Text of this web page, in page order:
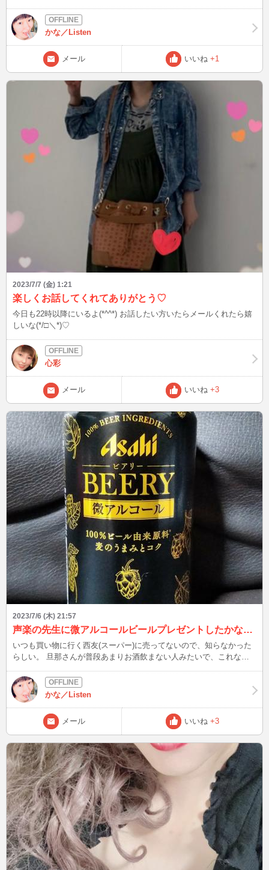
プロローグのﾄｯﾁｬﾏや先生、かつての仲間出てきた時点で目頭うるう
る･･･。 プロスペラがエリクト抱いて、復讐者から母に戻ったところ
で(´;ω;｀) あとF91パロも泣いた(T_T) 第一話と対比してて余計に涙を
誘う!(ひ～か～る～か～ぜのなか～～♪) ただ「セシリーの花なんだ
よ!」は笑ったww(F91ラストの台詞ww) 今回の最終回、他にも過去作
のオマージュありましたが･･･。 視聴した方、わかりました？ この話
で盛り上がるとめちゃくちゃ嬉しいので、わかった方は教えてくださ
なりました、お身体に気をつけて夏を満喫ください^^
かな／Listen
メール いいね +1
2023/7/7 (金) 1:21
楽しくお話してくれてありがとう♡
今日も22時以降にいるよ(*^^*) お話したい方いたらメールくれたら嬉
しいな(*/□＼*)♡
心彩
メール いいね +3
2023/7/6 (木) 21:57
声楽の先生に微アルコールビールプレゼントしたかなです！
いつも買い物に行く西友(スーパー)に売ってないので、知らなかった
らしい。 旦那さんが普段あまりお酒飲まない人みたいで、これなら
ら、こないだ足腰痛めてしまったので酒は控えていると。 一緒に入
れてた保冷剤が気に入ったらしく、痛めたとこ冷やすのに使ってまし
た(⌒-⌒; ) 皆さんは、微アルコールビール飲んだ事ありますか？ この
後、22:45〜02:00です！ これから本格的な猛暑がやってきますが、今
のうちから鋭気を養って乗り切りましょう♪
かな／Listen
メール いいね +3